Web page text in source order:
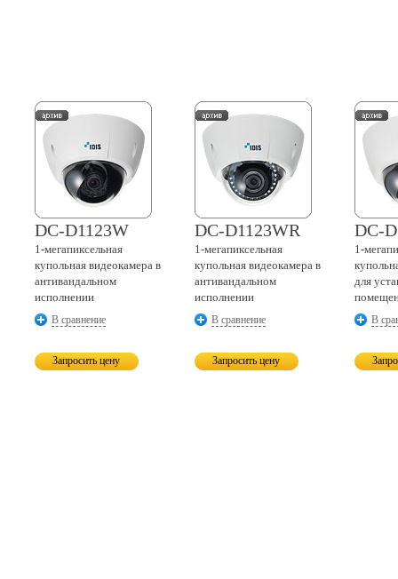
DC-D1123W
1-мегапиксельная
купольная видеокамера в
антивандальном
исполнении
В сравнение
Запросить цену
DC-D1123WR
1-мегапиксельная
купольная видеокамера в
антивандальном
исполнении
В сравнение
Запросить цену
DC-
1-
для
В